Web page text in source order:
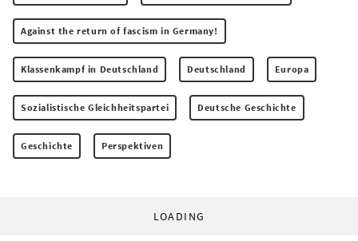
Against the return of fascism in Germany!
Klassenkampf in Deutschland Deutschland Europa
Sozialistische Gleichheitspartei Deutsche Geschichte
Geschichte Perspektiven
LOADING